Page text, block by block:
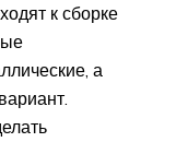
к сборке
а